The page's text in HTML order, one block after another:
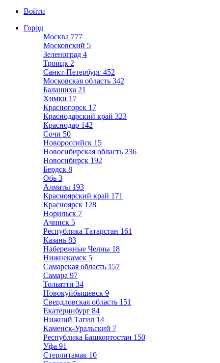
Войти
Город
Москва 777
Московский 5
Зеленоград 4
Троицк 2
Санкт-Петербург 452
Московская область 342
Балашиха 21
Химки 17
Красногорск 17
Краснодарский край 323
Краснодар 142
Сочи 50
Новороссийск 15
Новосибирская область 236
Новосибирск 192
Бердск 8
Обь 3
Алматы 193
Красноярский край 171
Красноярск 128
Норильск 7
Ачинск 5
Республика Татарстан 161
Казань 83
Набережные Челны 18
Нижнекамск 5
Самарская область 157
Самара 97
Тольятти 34
Новокуйбышевск 9
Свердловская область 151
Екатеринбург 84
Нижний Тагил 14
Каменск-Уральский 7
Республика Башкортостан 150
Уфа 91
Стерлитамак 10